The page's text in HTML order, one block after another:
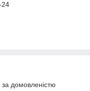
24
домовленістю